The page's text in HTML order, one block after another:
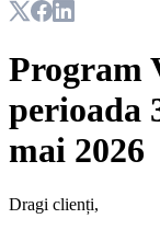
Program
perioada
mai 2026
Dragi clienți,